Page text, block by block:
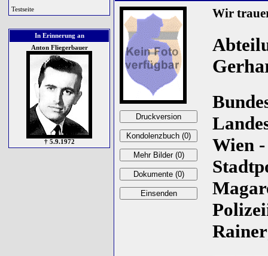
Testseite
In Erinnerung an
Anton Fliegerbauer
† 5.9.1972
Wir
Wien -